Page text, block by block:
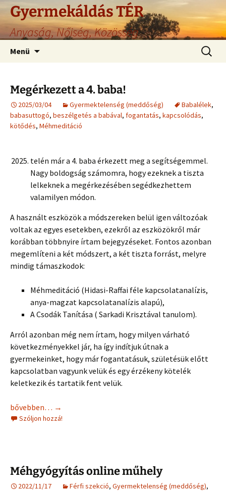
Gyermekáldás TÉR
Anyaság, Nőiség, Közösség
Menü
Megérkezett a 4. baba!
2025/03/04 Gyermektelenség (meddőség) Babalélek,
babasuttogó, beszélgetés a babával, fogantatás, kapcsolódás,
kötődés, Méhmeditáció
telén már a 4. baba érkezett meg a segítségemmel.
Nagy boldogság számomra, hogy ezeknek a tiszta
lelkeknek a megérkezésében segédkezhettem
valamilyen módon.
A használt eszközök a módszereken belül igen változóak
voltak az egyes esetekben, ezekről az eszközökről már
korábban többnyire írtam bejegyzéseket. Fontos azonban
megemlíteni a két módszert, a két tiszta forrást, melyre
mindig támaszkodok:
Méhmeditáció (Hidasi-Raffai féle kapcsolatanalízis,
anya-magzat kapcsolatanalízis alapú),
A Csodák Tanítása ( Sarkadi Krisztával tanulom).
Arról azonban még nem írtam, hogy milyen várható
következményekkel jár, ha így indítjuk útnak a
gyermekeinket, hogy már fogantatásuk, születésük előtt
kapcsolatban vagyunk velük és egy érzékeny kötelék
keletkezik és tartatik fent velük.
Megérkezett a 4. baba!
bővebben… →
Szóljon hozzá!
Méhgyógyítás online műhely
2022/11/17 Férfi szekció, Gyermektelenség (meddőség),